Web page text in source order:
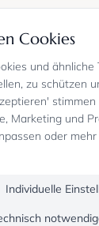
Cookies
und ähnliche
zu schützen
Marketing und
oder
Individuelle
und
erst kurz vor
(mit
über 18
Folgen Sie